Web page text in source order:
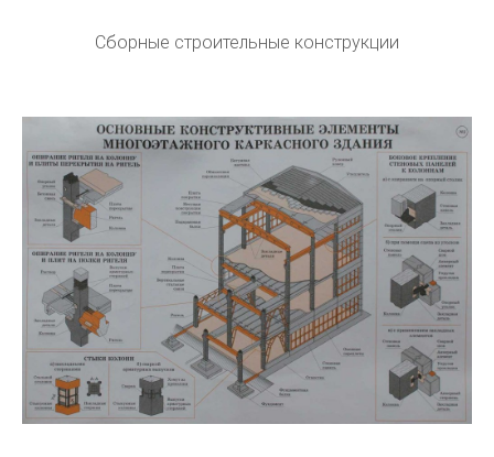
Сборные строительные конструкции